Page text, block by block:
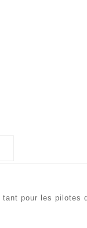
pour les pilotes